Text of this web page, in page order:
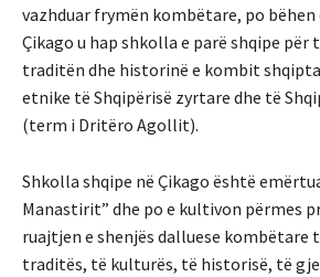
vazhduar frymën kombëtare, po
Çikago u hap shkolla e parë shqipe për
traditën dhe historinë e kombit
etnike të Shqipërisë zyrtare dhe të
(term i Dritëro Agollit).
Shkolla shqipe në Çikago është
Manastirit” dhe po e kultivon përmes
ruajtjen e shenjës dalluese kombëtare
traditës, të kulturës, të historisë, të